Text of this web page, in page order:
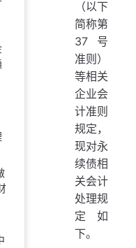
（以下
简称第
37号
准则）
等相关
企业会
计准则
规定，
现对永
续债相
关会计
处理规
定如
下。